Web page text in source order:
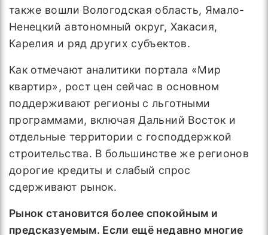
также вошли Вологодская область, Ямало-
Ненецкий автономный округ, Хакасия,
Карелия и ряд других субъектов.
Как отмечают аналитики портала «Мир
квартир», рост цен сейчас в основном
поддерживают регионы с льготными
программами, включая Дальний Восток и
отдельные территории с господдержкой
строительства. В большинстве же регионов
дорогие кредиты и слабый спрос
сдерживают рынок.
Рынокстановится более спокойным и
предсказуемым. Если ещё недавно многие